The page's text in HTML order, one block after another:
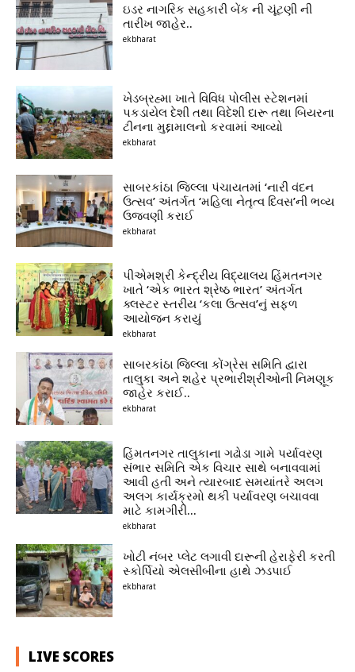
ઇડર નાગરિક સહકારી બેંક ની ચૂંટણી ની
તારીખ જાહેર..
ekbharat
ખેડબ્રહ્મા ખાતે વિવિધ પોલીસ સ્ટેશનમાં
પકડાયેલ દેશી તથા વિદેશી દારૂ તથા બિયરના
ટીનના મુદ્દામાલનો કરવામાં આવ્યો
ekbharat
સાબરકાંઠા જિલ્લા પંચાયતમાં ‘નારી વંદન
ઉત્સવ’ અંતર્ગત ‘મહિલા નેતૃત્વ દિવસ’ની ભવ્ય
ઉજવણી કરાઈ
ekbharat
પીએમશ્રી કેન્દ્રીય વિદ્યાલય હિંમતનગર
ખાતે ‘એક ભારત શ્રેષ્ઠ ભારત’ અંતર્ગત
ક્લસ્ટર સ્તરીય ‘કલા ઉત્સવ’નું સફળ
આયોજન કરાયું
ekbharat
સાબરકાંઠા જિલ્લા કોંગ્રેસ સમિતિ દ્વારા
તાલુકા અને શહેર પ્રભારીશ્રીઓની નિમણૂક
જાહેર કરાઈ..
ekbharat
હિંમતનગર તાલુકાના ગઢોડા ગામે પર્યાવરણ
સંભાર સમિતિ એક વિચાર સાથે બનાવવામાં
આવી હતી અને ત્યારબાદ સમયાંતરે અલગ
અલગ કાર્યક્રમો થકી પર્યાવરણ બચાવવા
માટે કામગીરી...
ekbharat
ખોટી નંબર પ્લેટ લગાવી દારૂની હેરાફેરી કરતી
સ્કોર્પિયો એલસીબીના હાથે ઝડપાઈ
ekbharat
LIVE SCORES